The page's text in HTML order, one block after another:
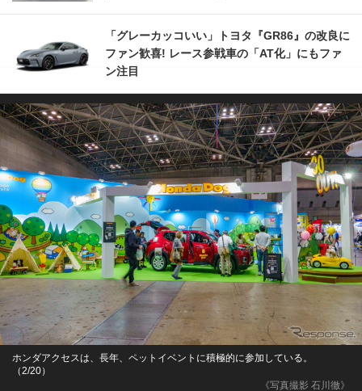
「グレーカッコいい」トヨタ『GR86』の改良に
ファン歓喜! レース参戦車の「AT化」にもファ
ン注目
《写真撮影 石川徹》
ホンダアクセスは、長年、ペットイベントに積極的に参加している。
（2/20）